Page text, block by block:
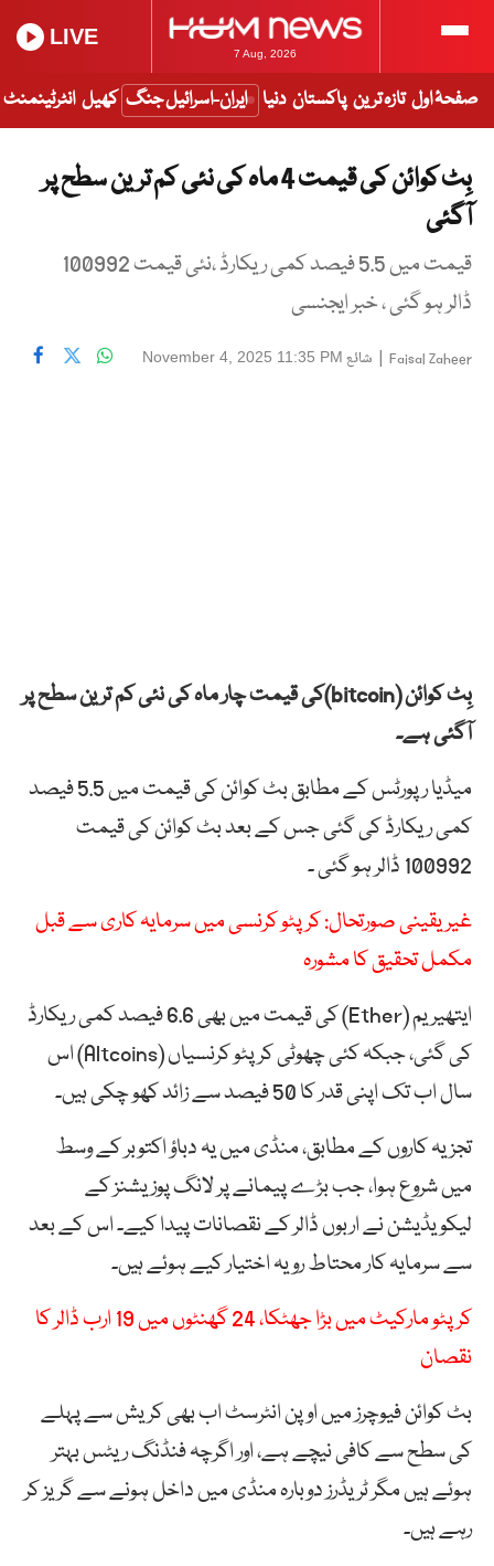
7 Aug, 2026
LIVE
صفحۂ اول تازہ ترین پاکستان دنیا ایران-اسرائیل جنگ کھیل انٹرٹینمنٹ
بِٹ کوائن کی قیمت 4 ماہ کی نئی کم ترین سطح پر
آگئی
قیمت میں 5.5 فیصد کمی ریکارڈ ،نئی قیمت 100992
ڈالر ہو گئی ، خبر ایجنسی
Faisal Zaheer
| شائع November 4, 2025 11:35 PM
بِٹ کوائن (bitcoin)کی قیمت چار ماہ کی نئی کم ترین سطح پر
آگئی ہے۔
میڈیا رپورٹس کے مطابق بٹ کوائن کی قیمت میں 5.5 فیصد
کمی ریکارڈ کی گئی جس کے بعد بٹ کوائن کی قیمت
100992 ڈالر ہو گئی ۔
غیر یقینی صورتحال: کرپٹو کرنسی میں سرمایہ کاری سے قبل
مکمل تحقیق کا مشورہ
ایتھیریم (Ether) کی قیمت میں بھی 6.6 فیصد کمی ریکارڈ
کی گئی، جبکہ کئی چھوٹی کرپٹو کرنسیاں (Altcoins) اس
سال اب تک اپنی قدر کا 50 فیصد سے زائد کھو چکی ہیں۔
تجزیہ کاروں کے مطابق، منڈی میں یہ دباؤ اکتوبر کے وسط
میں شروع ہوا، جب بڑے پیمانے پر لانگ پوزیشنز کے
لیکویڈیشن نے اربوں ڈالر کے نقصانات پیدا کیے۔ اس کے بعد
سے سرمایہ کار محتاط رویہ اختیار کیے ہوئے ہیں۔
کرپٹو مارکیٹ میں بڑا جھٹکا، 24 گھنٹوں میں 19 ارب ڈالر کا
نقصان
بٹ کوائن فیوچرز میں اوپن انٹرسٹ اب بھی کریش سے پہلے
کی سطح سے کافی نیچے ہے، اور اگرچہ فنڈنگ ریٹس بہتر
ہوئے ہیں مگر ٹریڈرز دوبارہ منڈی میں داخل ہونے سے گریز کر
رہے ہیں۔